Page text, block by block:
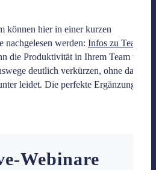
können hier in einer kurzen
nachgelesen werden: Infos zu Teams
die Produktivität in Ihrem Team
deutlich verkürzen, ohne dass das
leidet. Die perfekte Ergänzung zu
Webinare